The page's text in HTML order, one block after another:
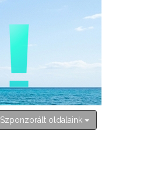
Szponzorált oldalaink